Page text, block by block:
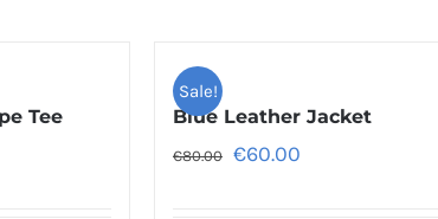
Tee
Sale!
Blue Leather Jacket
€80.00 €60.00